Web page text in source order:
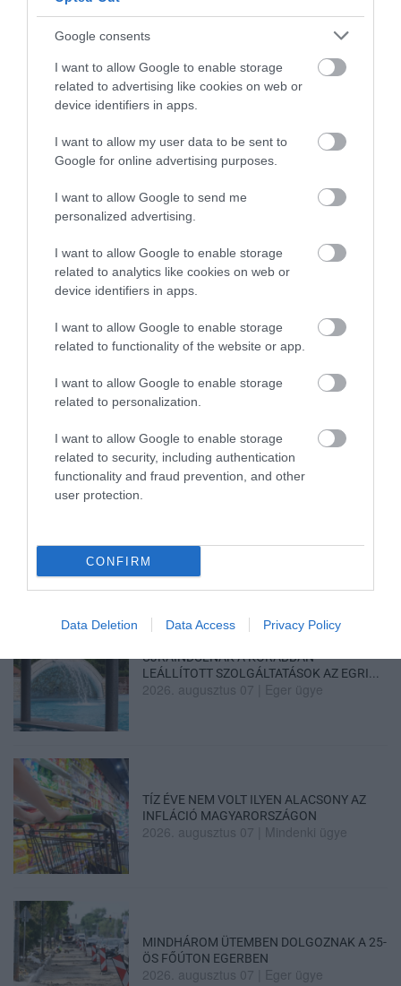
Google consents
I want to allow Google to enable storage
related to advertising like cookies on web or
device identifiers in apps.
I want to allow my user data to be sent to
Google for online advertising purposes.
I want to allow Google to send me
personalized advertising.
I want to allow Google to enable storage
related to analytics like cookies on web or
device identifiers in apps.
I want to allow Google to enable storage
related to functionality of the website or app.
I want to allow Google to enable storage
related to personalization.
I want to allow Google to enable storage
related to security, including authentication
functionality and fraud prevention, and other
user protection.
CONFIRM
Data Deletion Data Access Privacy Policy
ÚJ MAGYAR KÜLÜGYI STRATÉGIA KÉSZÜL,
TELJES SZAKÍTÁS JÖN A...
2026. augusztus 08
2026. augusztus 08|Promóció
TÖBB MINT EGY HÓNAP IS LEHET, MIRE
TELJESEN ÚJRAINDUL A P...
2026. augusztus 07
2026. augusztus 07|Promóció
ÚJRAINDULNAK A KORÁBBAN
LEÁLLÍTOTT SZOLGÁLTATÁSOK AZ EGRI...
2026. augusztus 07 Eger ügye
TÍZ ÉVE NEM VOLT ILYEN ALACSONY AZ
INFLÁCIÓ MAGYARORSZÁGON
2026. augusztus 07 Mindenki ügye
MINDHÁROM ÜTEMBEN DOLGOZNAK A 25-
ÖS FŐÚTON EGERBEN
2026. augusztus 07 Eger ügye